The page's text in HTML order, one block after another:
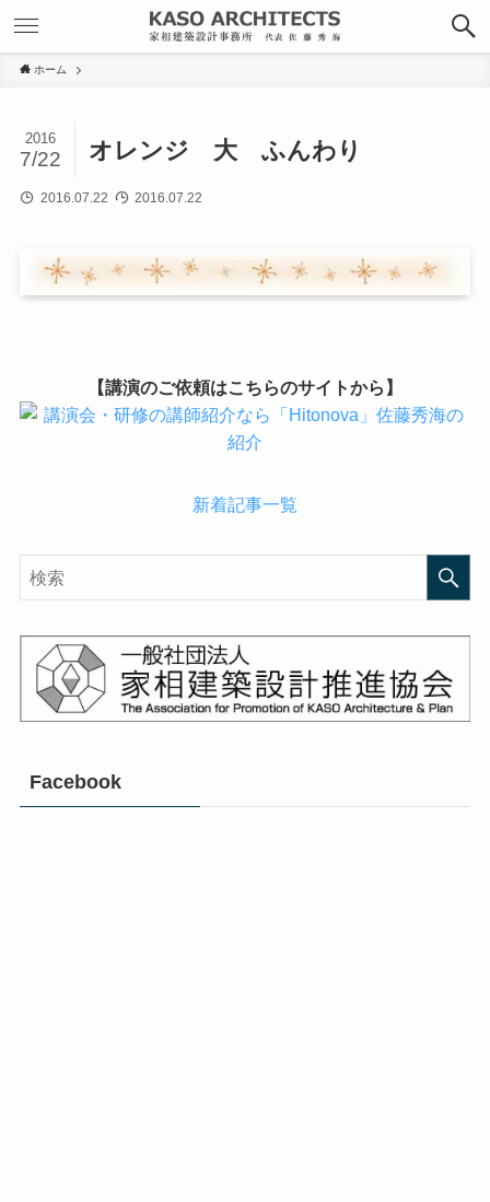
ホーム
オレンジ 大 ふんわり
2016
7/22
2016.07.22 2016.07.22
【講演のご依頼はこちらのサイトから】
新着記事一覧
Facebook